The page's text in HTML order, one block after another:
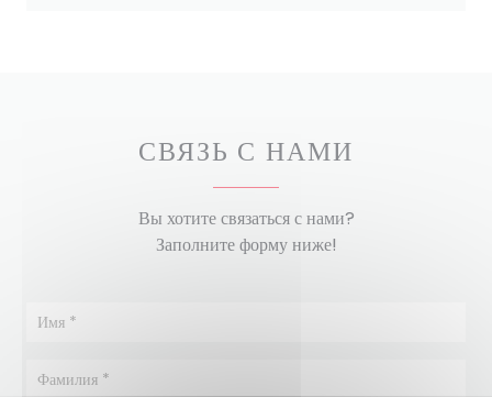
СВЯЗЬ С НАМИ
Вы хотите связаться с нами?
Заполните форму ниже!